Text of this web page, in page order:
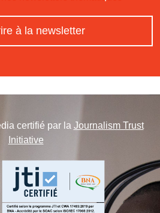
à la newsletter
certifié par la Journalism Trust
Initiative